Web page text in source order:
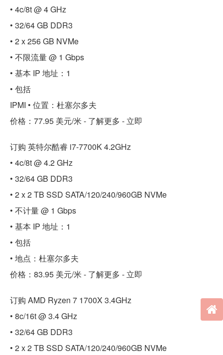
• 4c/8t @ 4 GHz
• 32/64 GB DDR3
• 2 x 256 GB NVMe
• 不限流量 @ 1 Gbps
• 基本 IP 地址：1
• 包括
IPMI • 位置：杜塞尔多夫
价格：77.95 美元/米 - 了解更多 - 立即
订购 英特尔酷睿 i7-7700K 4.2GHz
• 4c/8t @ 4.2 GHz
• 32/64 GB DDR3
• 2 x 2 TB SSD SATA/120/240/960GB NVMe
• 不计量 @ 1 Gbps
• 基本 IP 地址：1
• 包括
• 地点：杜塞尔多夫
价格：83.95 美元/米 - 了解更多 - 立即
订购 AMD Ryzen 7 1700X 3.4GHz
• 8c/16t @ 3.4 GHz
• 32/64 GB DDR3
• 2 x 2 TB SSD SATA/120/240/960GB NVMe